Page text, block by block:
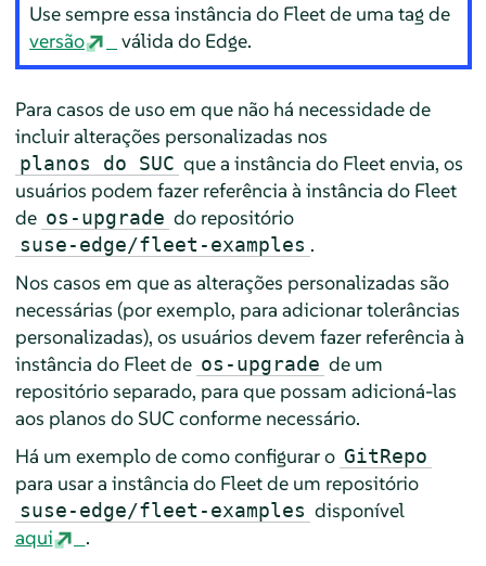
Use sempre essa instância do Fleet de uma tag de
versão
válida do Edge.
Para casos de uso em que não há necessidade de
incluir alterações personalizadas nos
planos do SUC que a instância do Fleet envia, os
usuários podem fazer referência à instância do Fleet
de os-upgrade do repositório
suse-edge/fleet-examples .
Nos casos em que as alterações personalizadas são
necessárias (por exemplo, para adicionar tolerâncias
personalizadas), os usuários devem fazer referência à
instância do Fleet de os-upgrade de um
repositório separado, para que possam adicioná-las
aos planos do SUC conforme necessário.
Há um exemplo de como configurar o GitRepo
para usar a instância do Fleet de um repositório
suse-edge/fleet-examples disponível
aqui
.